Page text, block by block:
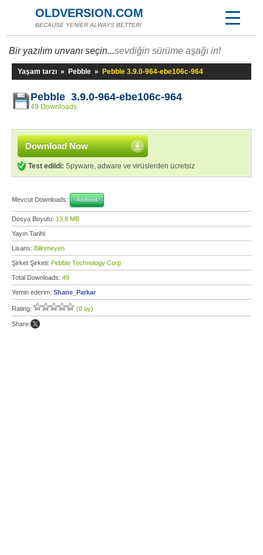
OLDVERSION.COM
BECAUSE YENİER ALWAYS BETTER!
Bir yazılım unvanı seçin...sevdiğin sürüme aşağı in!
Yaşam tarzı » Pebble » Pebble 3.9.0-964-ebe106c-964
Pebble 3.9.0-964-ebe106c-964
49 Downloads
Download Now
Test edildi: Spyware, adware ve virüslerden ücretsiz
Mevcut Downloads: Android
Dosya Boyutu: 13,8 MB
Yayın Tarihi:
Lisans: Bilinmeyen
Şirket Şirketi: Pebble Technology Corp
Total Downloads: 49
Yemin ederim: Shane_Parkar
Rating: (0 oy)
Share: